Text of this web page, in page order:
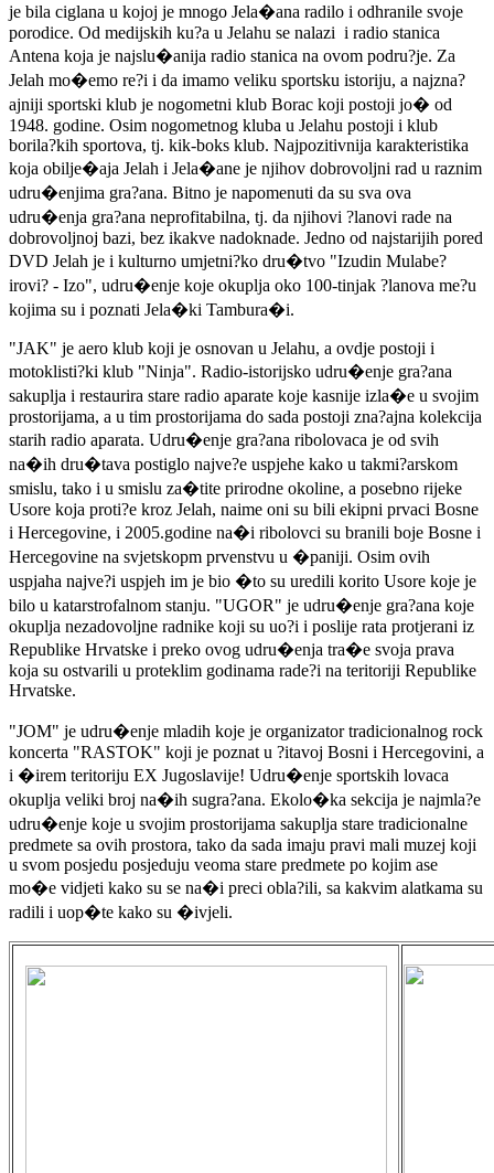
je bila ciglana u kojoj je mnogo Jela�ana radilo i odhranile svoje
porodice. Od medijskih ku?a u Jelahu se nalazi i radio stanica
Antena koja je najslu�anija radio stanica na ovom podru?je. Za
Jelah mo�emo re?i i da imamo veliku sportsku istoriju, a najzna?
ajniji sportski klub je nogometni klub Borac koji postoji jo� od
1948. godine. Osim nogometnog kluba u Jelahu postoji i klub
borila?kih sportova, tj. kik-boks klub. Najpozitivnija karakteristika
koja obilje�aja Jelah i Jela�ane je njihov dobrovoljni rad u raznim
udru�enjima gra?ana. Bitno je napomenuti da su sva ova
udru�enja gra?ana neprofitabilna, tj. da njihovi ?lanovi rade na
dobrovoljnoj bazi, bez ikakve nadoknade. Jedno od najstarijih pored
DVD Jelah je i kulturno umjetni?ko dru�tvo "Izudin Mulabe?
irovi? - Izo", udru�enje koje okuplja oko 100-tinjak ?lanova me?u
kojima su i poznati Jela�ki Tambura�i.
"JAK" je aero klub koji je osnovan u Jelahu, a ovdje postoji i
motoklisti?ki klub "Ninja". Radio-istorijsko udru�enje gra?ana
sakuplja i restaurira stare radio aparate koje kasnije izla�e u svojim
prostorijama, a u tim prostorijama do sada postoji zna?ajna kolekcija
starih radio aparata. Udru�enje gra?ana ribolovaca je od svih
na�ih dru�tava postiglo najve?e uspjehe kako u takmi?arskom
smislu, tako i u smislu za�tite prirodne okoline, a posebno rijeke
Usore koja proti?e kroz Jelah, naime oni su bili ekipni prvaci Bosne
i Hercegovine, i 2005.godine na�i ribolovci su branili boje Bosne i
Hercegovine na svjetskopm prvenstvu u �paniji. Osim ovih
uspjaha najve?i uspjeh im je bio �to su uredili korito Usore koje je
bilo u katarstrofalnom stanju. "UGOR" je udru�enje gra?ana koje
okuplja nezadovoljne radnike koji su uo?i i poslije rata protjerani iz
Republike Hrvatske i preko ovog udru�enja tra�e svoja prava
koja su ostvarili u proteklim godinama rade?i na teritoriji Republike
Hrvatske.
"JOM" je udru�enje mladih koje je organizator tradicionalnog rock
koncerta "RASTOK" koji je poznat u ?itavoj Bosni i Hercegovini, a
i �irem teritoriju EX Jugoslavije! Udru�enje sportskih lovaca
okuplja veliki broj na�ih sugra?ana. Ekolo�ka sekcija je najmla?e
udru�enje koje u svojim prostorijama sakuplja stare tradicionalne
predmete sa ovih prostora, tako da sada imaju pravi mali muzej koji
u svom posjedu posjeduju veoma stare predmete po kojim ase
mo�e vidjeti kako su se na�i preci obla?ili, sa kakvim alatkama su
radili i uop�te kako su �ivjeli.